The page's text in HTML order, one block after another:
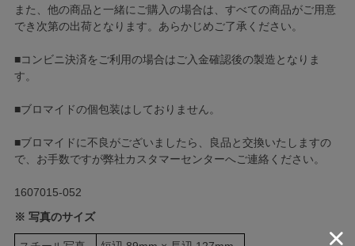
また、他の商品と一緒にご購入の場合は、すべての商品がご用意
でき次第の出荷となります。あらかじめご了承ください。
■コンビニ決済をご利用の場合はご入金確認後の製造となりま
す。
■ブロマイドの個包装はしておりません。
■ブロマイドに不良がございましたら、良品と交換いたしますの
で、お手数ですが弊社カスタマーセンターへご連絡ください。
1607015-052
※ 写真のサイズ